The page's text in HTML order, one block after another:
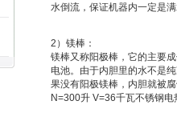
水倒流，保证机器内一定是
2 ） 镁棒：
镁棒又称阳极棒 ，它的主要
电池。由于内胆里的水不是
果没有阳极镁棒，内胆就被
N=300升 V=36千瓦不锈钢电